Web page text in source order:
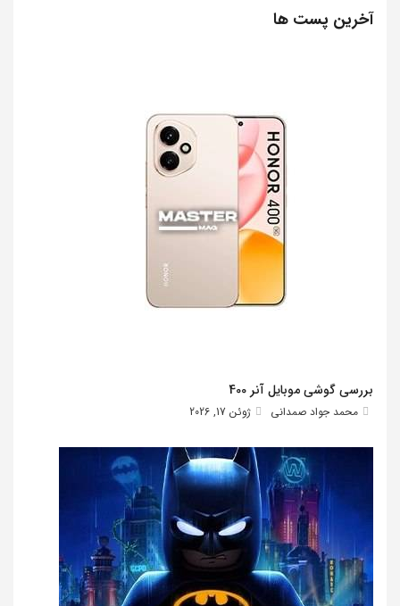
آخرین پست ها
بررسی گوشی موبایل آنر 400
محمد جواد صمدانی ژوئن 17, 2026